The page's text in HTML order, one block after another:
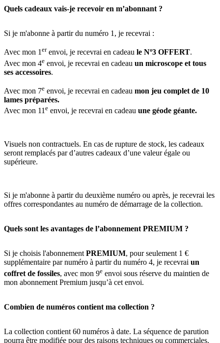
Quels cadeaux vais-je recevoir en m’abonnant ?
Si je m'abonne à partir du numéro 1, je recevrai :
Avec mon 1erenvoi, je recevrai en cadeau le Nº3 OFFERT.
Avec mon 4e envoi, je recevrai en cadeau un microscope et tous
ses accessoires.
Avec mon 7e envoi, je recevrai en cadeau mon jeu complet de 10
lames préparées.
Avec mon 11 e envoi, je recevrai en cadeau une géode géante.
Visuels non contractuels. En cas de rupture de stock, les cadeaux
seront remplacés par d’autres cadeaux d’une valeur égale ou
supérieure.
Si je m'abonne à partir du deuxième numéro ou après, je recevrai les
offres correspondantes au numéro de démarrage de la collection.
Quels sont les avantages de l’abonnement PREMIUM ?
Si je choisis l'abonnement PREMIUM, pour seulement 1 €
supplémentaire par numéro à partir du numéro 4, je recevrai un
coffret de fossiles, avec mon 9e envoi sous réserve du maintien de
mon abonnement Premium jusqu’à cet envoi.
Combien de numéros contient ma collection ?
La collection contient 60 numéros à date. La séquence de parution
pourra être modifiée pour des raisons techniques ou commerciales.